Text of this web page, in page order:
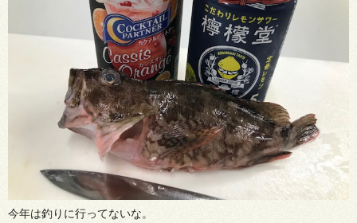
今年は釣りに行ってないな。